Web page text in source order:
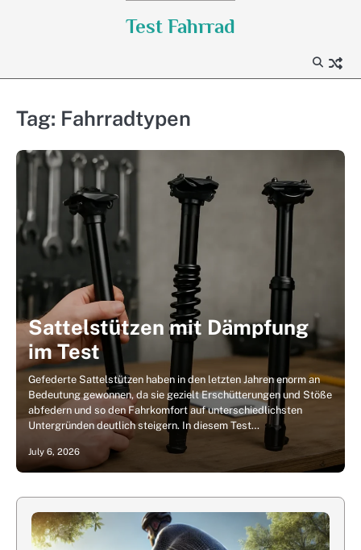
Test Fahrrad
Tag: Fahrradtypen
Sattelstützen mit Dämpfung
im Test
Gefederte Sattelstützen haben in den letzten Jahren enorm an
Bedeutung gewonnen, da sie gezielt Erschütterungen und Stöße
abfedern und so den Fahrkomfort auf unterschiedlichsten
Untergründen deutlich steigern. In diesem Test…
July 6, 2026